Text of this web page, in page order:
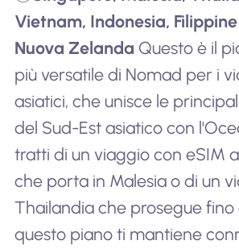
Vietnam, Indonesia,
Nuova Zelanda Questo è il
più versatile di Nomad per i
asiatici, che unisce le
del Sud-Est asiatico con
tratti di un viaggio con eSIM
che porta in Malesia o di un
Thailandia che prosegue fino
questo piano ti mantiene